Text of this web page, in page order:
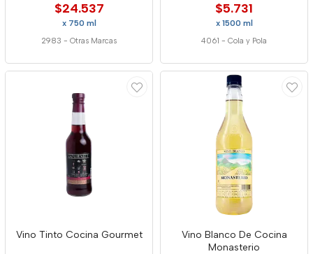
$24.537
x 750 ml
2983 - Otras Marcas
$5.731
x 1500 ml
4061 - Cola y Pola
Vino Tinto Cocina Gourmet
Vino Blanco De Cocina
Monasterio